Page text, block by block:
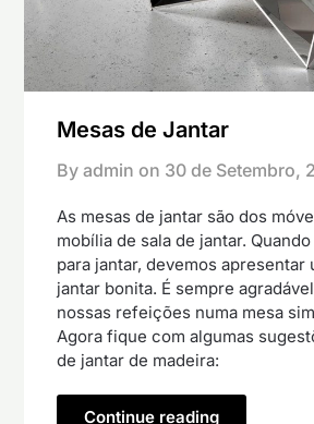
Mesas de Jantar
By admin on 30 de Setembro,
As mesas de jantar são dos
mobília de sala de jantar.
para jantar, devemos apresentar
jantar bonita. É sempre
nossas refeições numa mesa
Agora fique com algumas
de jantar de madeira:
Continue reading